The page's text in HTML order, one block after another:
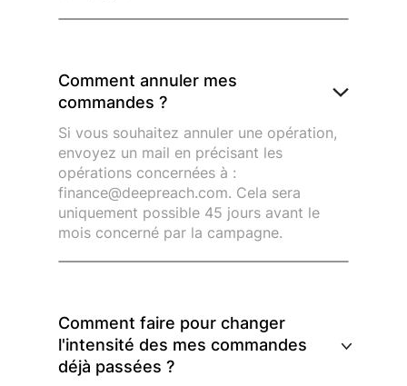
Comment annuler mes
commandes ?
Si vous souhaitez annuler une opération,
envoyez un mail en précisant les
opérations concernées à :
finance@deepreach.com. Cela sera
uniquement possible 45 jours avant le
mois concerné par la campagne.
Comment faire pour changer
l'intensité des mes commandes
déjà passées ?